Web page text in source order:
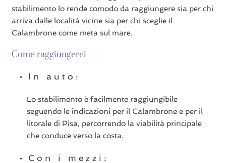
stabilimento lo rende comodo da raggiungere sia per chi
arriva dalle località vicine sia per chi sceglie il
Calambrone come meta sul mare.
Come raggiungerci
In auto:
Lo stabilimento è facilmente raggiungibile
seguendo le indicazioni per il Calambrone e per il
litorale di Pisa, percorrendo la viabilità principale
che conduce verso la costa.
Con i mezzi: